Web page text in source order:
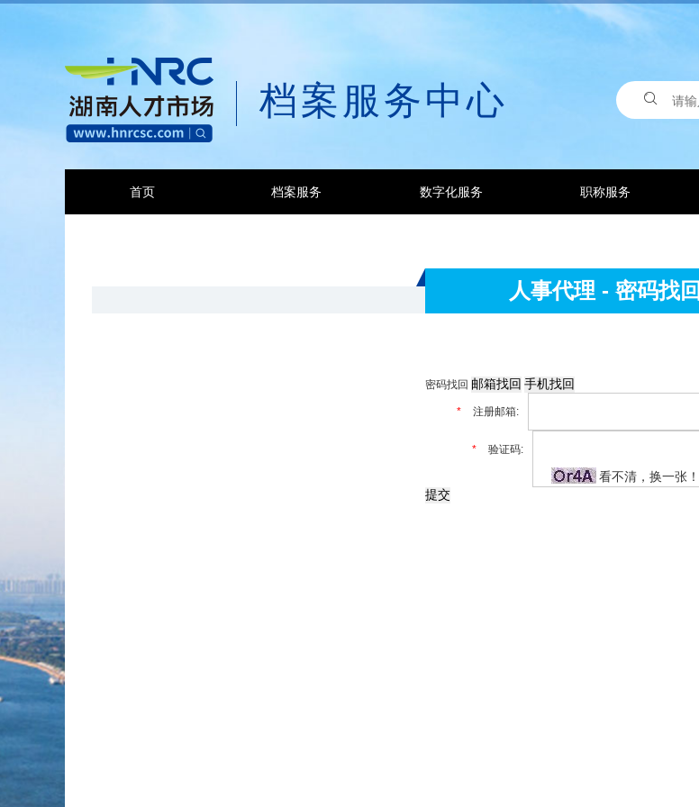
档案服务中心
首页 档案服务 数字化服务 职称服务
人事代理 - 密码找回
密码找回 邮箱找回 手机找回
* 注册邮箱:
* 验证码:
看不清，换一张！
提交